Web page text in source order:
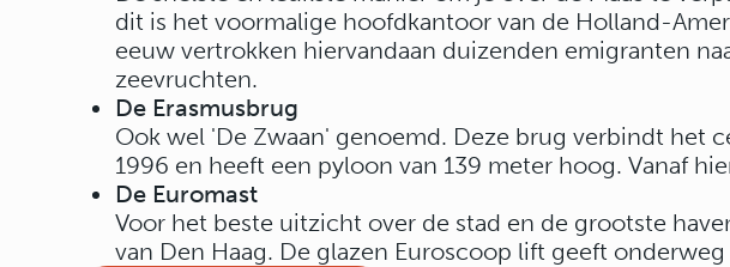
dit is het voormalige hoofdkantoor van de Holland-
eeuw vertrokken hiervandaan duizenden emigranten
zeevruchten.
De Erasmusbrug
Ook wel 'De Zwaan' genoemd. Deze brug verbindt het
1996 en heeft een pyloon van 139 meter hoog. Vanaf
De Euromast
Voor het beste uitzicht over de stad en de grootste
van Den Haag. De glazen Euroscoop lift geeft